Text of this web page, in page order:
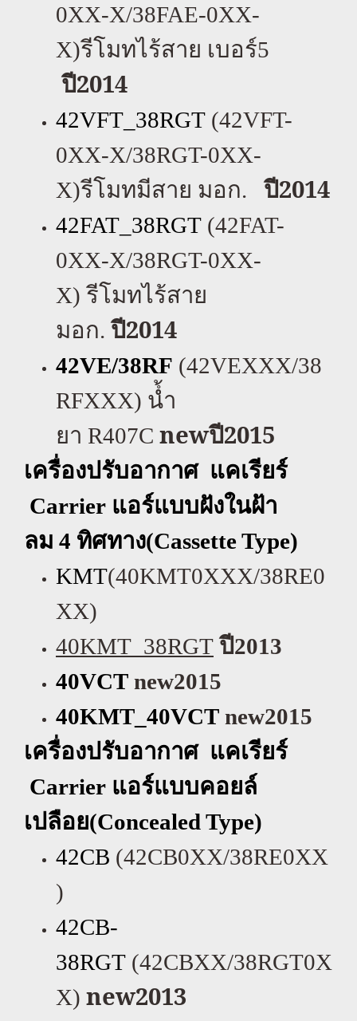
0XX-X/38FAE-0XX-
X)รีโมทไร้สาย เบอร์5
ปี2014
42VFT_38RGT (42VFT-
0XX-X/38RGT-0XX-
X)รีโมทมีสาย มอก. ปี2014
42FAT_38RGT (42FAT-
0XX-X/38RGT-0XX-
X) รีโมทไร้สาย
มอก. ปี2014
42VE/38RF (42VEXXX/38
RFXXX) นํํ้า
ยา R407C newปี2015
เครื่องปรับอากาศ แคเรียร์
Carrier แอร์แบบฝังในฝ้า
ลม 4 ทิศทาง(Cassette Type)
KMT(40KMT0XXX/38RE0
XX)
40KMT_38RGT ปี2013
40VCT new2015
40KMT_40VCT new2015
เครื่องปรับอากาศ แคเรียร์
Carrier แอร์แบบคอยล์
เปลือย(Concealed Type)
42CB (42CB0XX/38RE0XX
)
42CB-
38RGT (42CBXX/38RGT0X
X) new2013